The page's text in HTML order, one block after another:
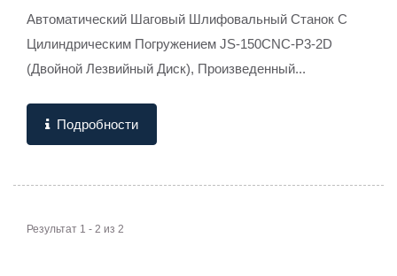
Автоматический Шаговый Шлифовальный Станок С
Цилиндрическим Погружением JS-150CNC-P3-2D
(двойной Лезвийный Диск), Произведенный...
Подробности
Результат 1 - 2 из 2